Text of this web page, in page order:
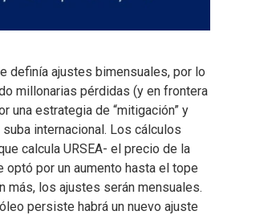
definía ajustes bimensuales, por lo
millonarias pérdidas (y en frontera
una estrategia de “mitigación” y
internacional. Los cálculos
calcula URSEA- el precio de la
optó por un aumento hasta el tope
más, los ajustes serán mensuales.
persiste habrá un nuevo ajuste